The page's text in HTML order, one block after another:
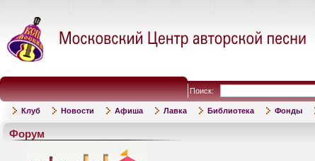
Поиск:
Клуб Новости Афиша Лавка Библиотека Фонды
Форум